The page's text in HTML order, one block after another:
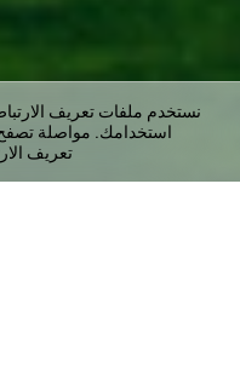
نستخدم ملفات تعريف
استخدامك. مواصلة
تعريف